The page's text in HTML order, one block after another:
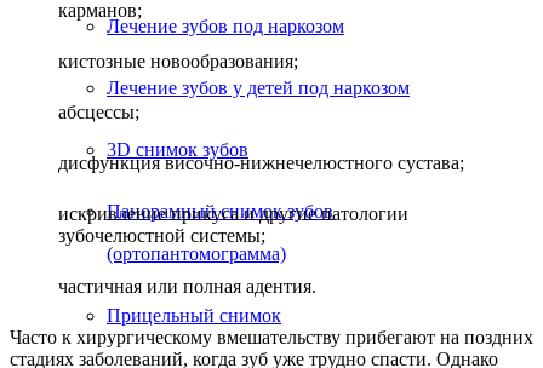
Лечение зубов под наркозом
Лечение зубов у детей под наркозом
3D снимок зубов
Панорамный снимок зубов
(ортопантомограмма)
Прицельный снимок
карманов;
кистозные новообразования;
абсцессы;
дисфункция височно-нижнечелюстного сустава;
искривление прикуса и другие патологии
зубочелюстной системы;
частичная или полная адентия.
Часто к хирургическому вмешательству прибегают на поздних
стадиях заболеваний, когда зуб уже трудно спасти. Однако